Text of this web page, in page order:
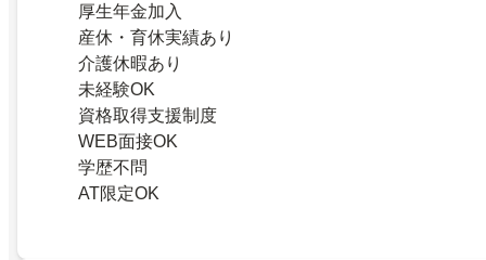
厚生年金加入
産休・育休実績あり
介護休暇あり
未経験OK
資格取得支援制度
WEB面接OK
学歴不問
AT限定OK